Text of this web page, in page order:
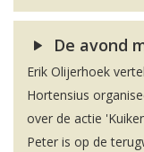
De avond
Erik Olijerhoek
Hortensius
over de actie
Peter is op de